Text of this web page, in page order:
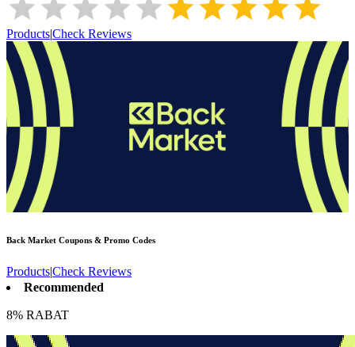
Products|Check Reviews
Back Market Coupons & Promo Codes
Products|Check Reviews
Recommended
8% RABAT